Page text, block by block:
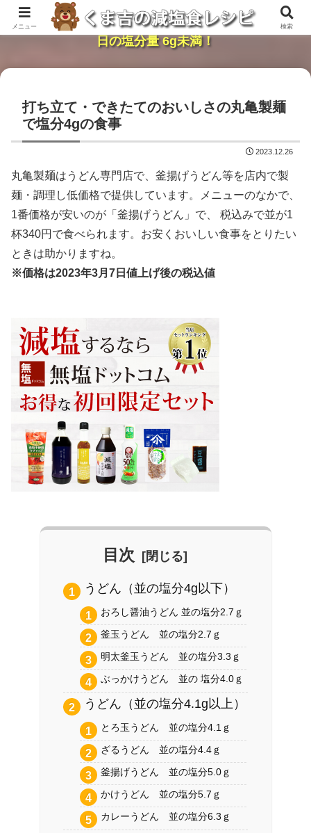
レンジで簡単・時短「くま吉の減塩食レシピ」１
日の塩分量 6g未満！
打ち立て・できたてのおいしさの丸亀製麺
で塩分4gの食事
2023.12.26
丸亀製麺はうどん専門店で、釜揚げうどん等を店内で製
麺・調理し低価格で提供しています。メニューのなかで、
1番価格が安いのが「釜揚げうどん」で、 税込みで並が1
杯340円で食べられます。お安くおいしい食事をとりたい
ときは助かりますね。
※価格は2023年3月7日値上げ後の税込値
目次
うどん（並の塩分4g以下）
おろし醤油うどん 並の塩分2.7ｇ
釜玉うどん 並の塩分2.7ｇ
明太釜玉うどん 並の塩分3.3ｇ
ぶっかけうどん 並の 塩分4.0ｇ
うどん（並の塩分4.1g以上）
とろ玉うどん 並の塩分4.1ｇ
ざるうどん 並の塩分4.4ｇ
釜揚げうどん 並の塩分5.0ｇ
かけうどん 並の塩分5.7ｇ
カレーうどん 並の塩分6.3ｇ
メニュー 検索